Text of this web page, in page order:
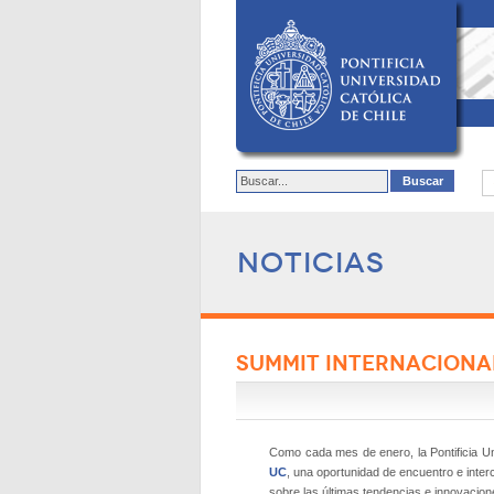
Noticias
SUMMIT
Como cada mes de enero, la Pontificia
UC , una oportunidad de encuentro e